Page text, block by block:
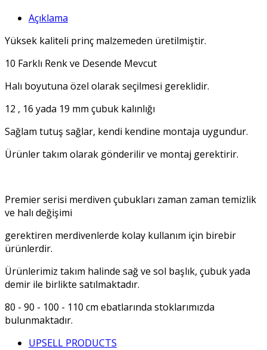
Açıklama
Yüksek kaliteli prinç malzemeden üretilmiştir.
10 Farklı Renk ve Desende Mevcut
Halı boyutuna özel olarak seçilmesi gereklidir.
12 , 16 yada 19 mm çubuk kalınlığı
Sağlam tutuş sağlar, kendi kendine montaja uygundur.
Ürünler takım olarak gönderilir ve montaj gerektirir.
Premier serisi merdiven çubukları zaman zaman temizlik
ve halı değişimi
gerektiren merdivenlerde kolay kullanım için birebir
ürünlerdir.
Ürünlerimiz takım halinde sağ ve sol başlık, çubuk yada
demir ile birlikte satılmaktadır.
80 - 90 - 100 - 110 cm ebatlarında stoklarımızda
bulunmaktadır.
UPSELL PRODUCTS